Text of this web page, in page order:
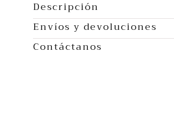
Descripción
Envíos y devoluciones
Contáctanos